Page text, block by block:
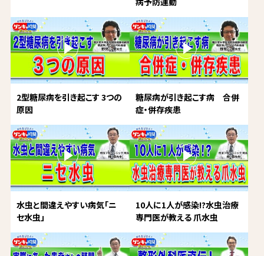
2型糖尿病を引き起こす 3つの
原因
糖尿病が引き起こす病 合併
症・併存疾患
水虫と間違えやすい病気「ニ
セ水虫」
10人に1人が感染!?水虫治療
専門医が教える 爪水虫